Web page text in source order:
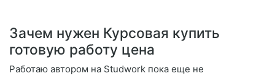
Зачем нужен Курсовая купить
готовую работу цена
Работаю автором на Studwork пока еще не